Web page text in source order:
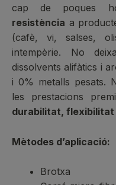
cap de poques
resistència a
(cafè, vi, salses,
intempèrie. No
dissolvents alifàtics i
i 0% metalls pesats.
les prestacions
durabilitat,
Mètodes d’aplicació:
Brotxa